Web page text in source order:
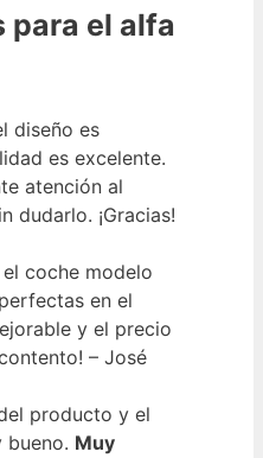
para el alfa
diseño es
es excelente.
atención al
dudarlo. ¡Gracias!
coche modelo
en el
y el precio
– José
producto y el
bueno. Muy